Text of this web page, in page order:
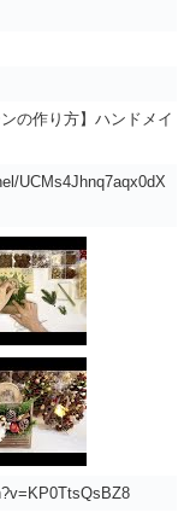
の作り方】ハンドメイ
UCMs4Jhnq7aqx0dX